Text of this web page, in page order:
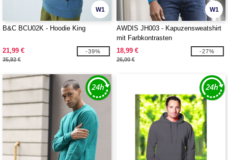
W1
B&C BCU02K - Hoodie King
21,99 €
35,92 €
-39%
W1
AWDIS JH003 - Kapuzensweatshirt
mit Farbkontrasten
18,99 €
26,00 €
-27%